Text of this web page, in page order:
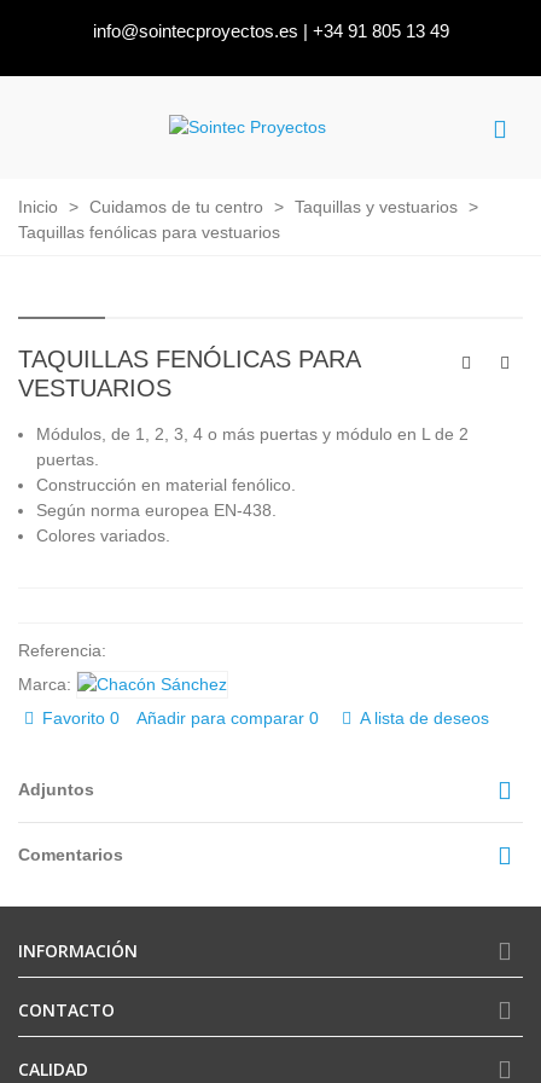
info@sointecproyectos.es | +34 91 805 13 49
Inicio > Cuidamos de tu centro > Taquillas y vestuarios >
Taquillas fenólicas para vestuarios
TAQUILLAS FENÓLICAS PARA
VESTUARIOS
Módulos, de 1, 2, 3, 4 o más puertas y módulo en L de 2
puertas.
Construcción en material fenólico.
Según norma europea EN‐438.
Colores variados.
Referencia:
Marca:
Favorito 0 Añadir para comparar 0 A lista de deseos
Adjuntos
Comentarios
INFORMACIÓN
CONTACTO
CALIDAD